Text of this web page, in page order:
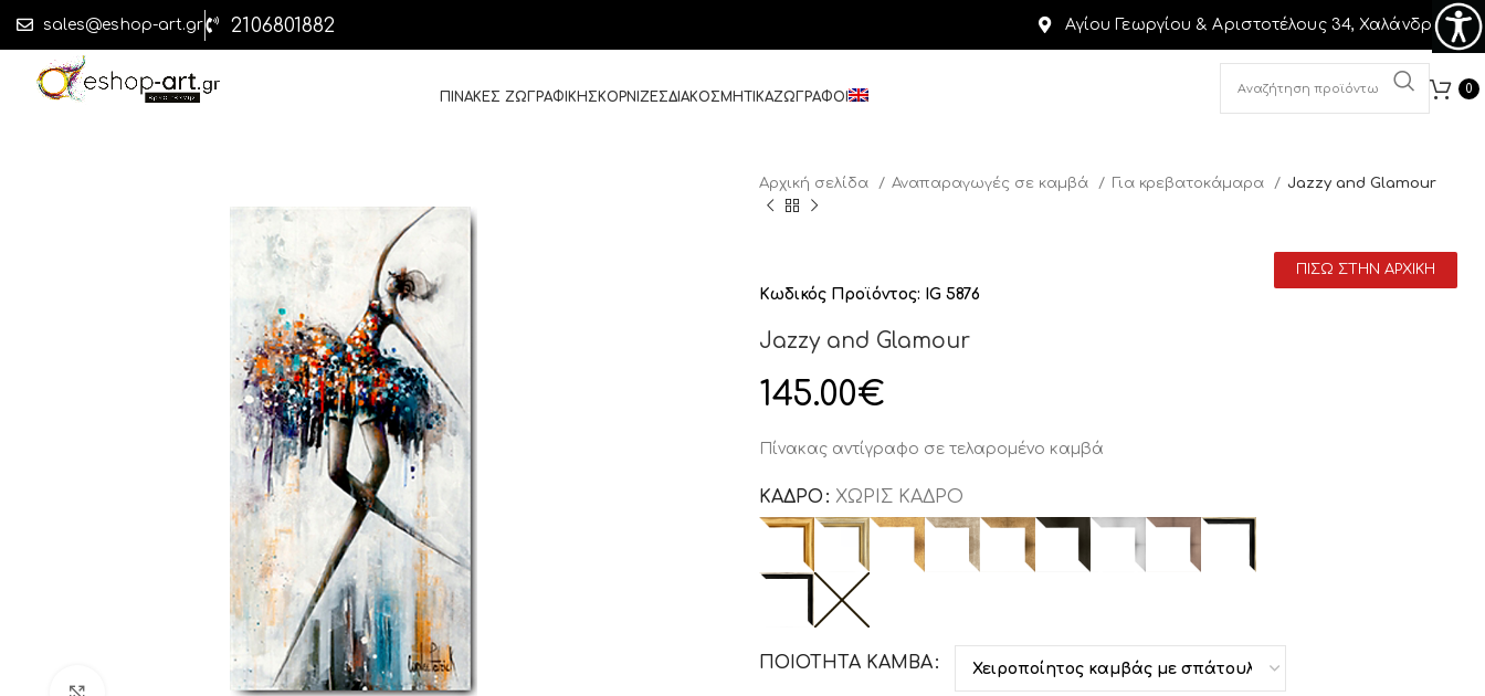
sales@eshop-art.gr 2106801882 Αγίου Γεωργίου & Αριστοτέλους 34, Χαλάνδρι
ΠΙΝΑΚΕΣ ΖΩΓΡΑΦΙΚΗΣΚΟΡΝΙΖΕΣΔΙΑΚΟΣΜΗΤΙΚΑΖΩΓΡΑΦΟΙ
0
Αρχική σελίδα Αναπαραγωγές σε καμβά Για κρεβατοκάμαρα Jazzy and Glamour
ΠΙΣΩ ΣΤΗΝ ΑΡΧΙΚΗ
Κωδικός Προϊόντος: IG 5876
Jazzy and Glamour
145.00€
Πίνακας αντίγραφο σε τελαρομένο καμβά
ΚΑΔΡΟ ΧΩΡΙΣ ΚΑΔΡΟ
ΠΟΙΟΤΗΤΑ ΚΑΜΒΑ